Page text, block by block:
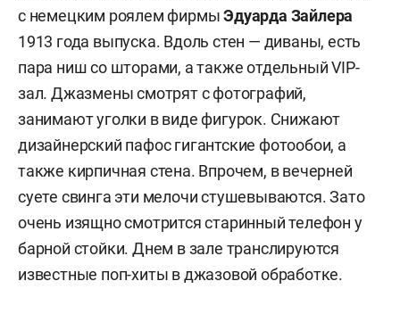
с немецким роялем фирмыЭдуарда Зайлера
1913 года выпуска. Вдоль стен — диваны, есть
пара ниш со шторами, а также отдельный VIP-
зал. Джазмены смотрят с фотографий,
занимают уголки в виде фигурок. Снижают
дизайнерский пафос гигантские фотообои, а
также кирпичная стена. Впрочем, в вечерней
суете свинга эти мелочи стушевываются. Зато
очень изящно смотрится старинный телефон у
барной стойки. Днем в зале транслируются
известные поп-хиты в джазовой обработке.